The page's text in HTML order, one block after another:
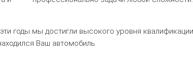
годы мы достигли высокого уровня
Ваш автомобиль.